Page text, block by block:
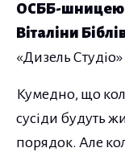
ОСББ-шницею
Віталіни
«Дизель
Кумедно, що
сусіди будуть
порядок. Але